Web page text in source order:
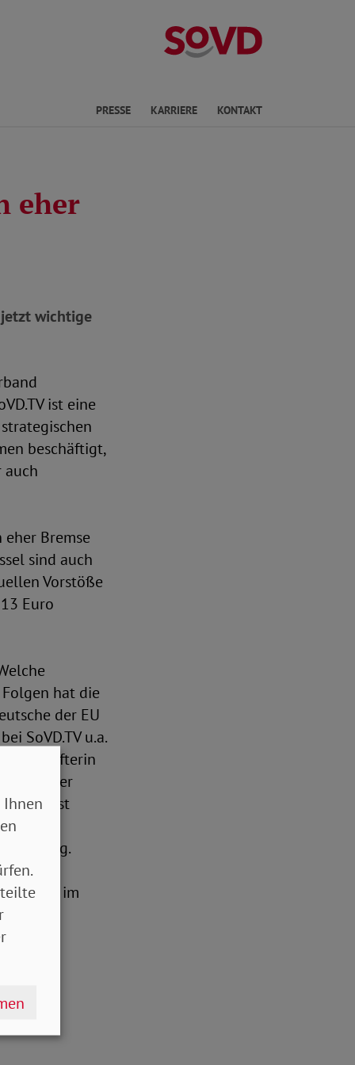
Landesverband
PRESSE KARRIERE KONTAKT
eher
jetzt wichtige
ist eine
beschäftigt,
auch
Bremse
sind auch
Vorstöße
Euro
hat die
der EU
SoVD.TV u.a.
Selle, der
SoVD ist
oder im